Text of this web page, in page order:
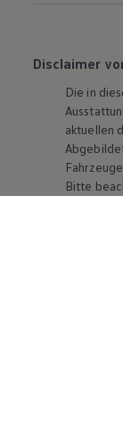
Disclaimer
Die in
aktuellen
Bitte